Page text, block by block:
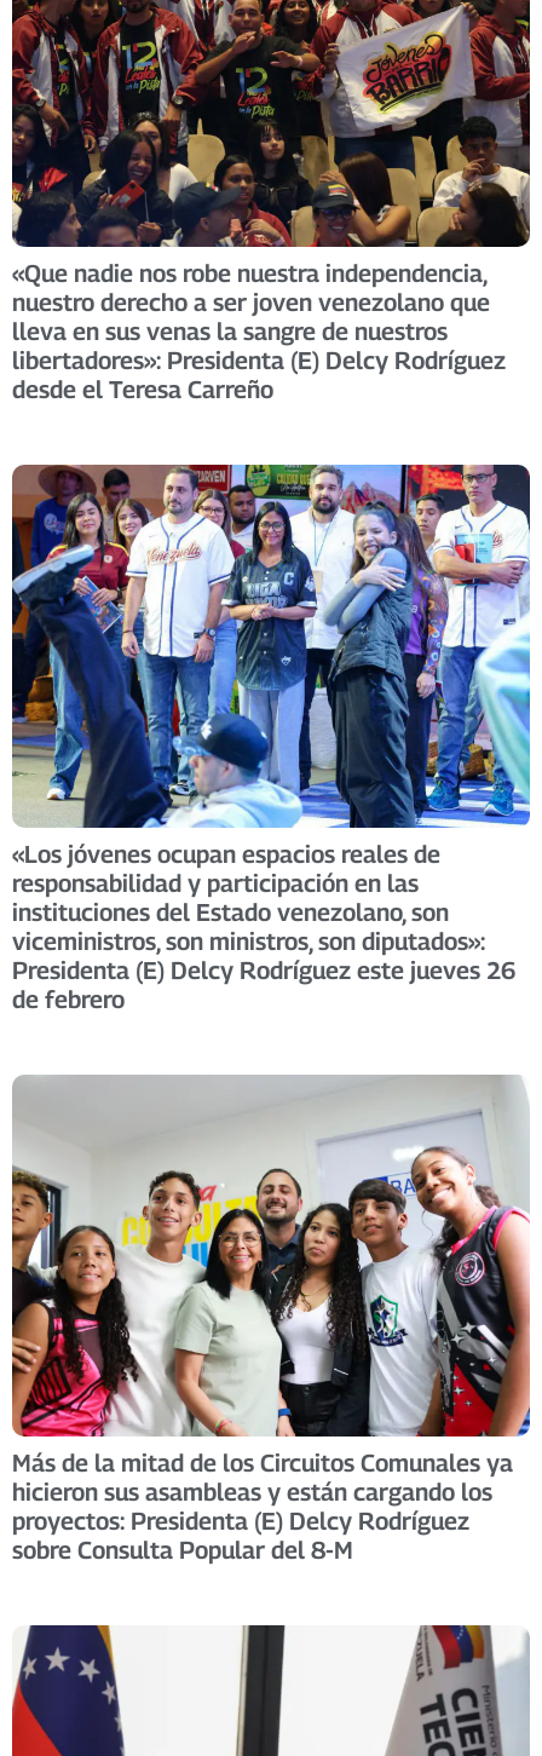
«Que nadie nos robe nuestra independencia,
nuestro derecho a ser joven venezolano que
lleva en sus venas la sangre de nuestros
libertadores»: Presidenta (E) Delcy Rodríguez
desde el Teresa Carreño
«Los jóvenes ocupan espacios reales de
responsabilidad y participación en las
instituciones del Estado venezolano, son
viceministros, son ministros, son diputados»:
Presidenta (E) Delcy Rodríguez este jueves 26
de febrero
Más de la mitad de los Circuitos Comunales ya
hicieron sus asambleas y están cargando los
proyectos: Presidenta (E) Delcy Rodríguez
sobre Consulta Popular del 8-M